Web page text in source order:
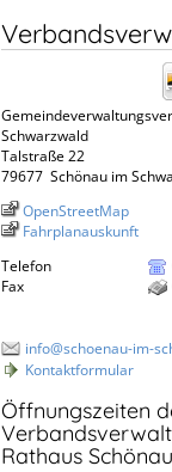
Schwarzwald
Talstraße 22
79677 Schönau im
OpenStreetMap
Fahrplanauskunft
Telefon
Fax
info@schoenau-im-
Kontaktformular
Öffnungszeiten
Rathaus Schönau